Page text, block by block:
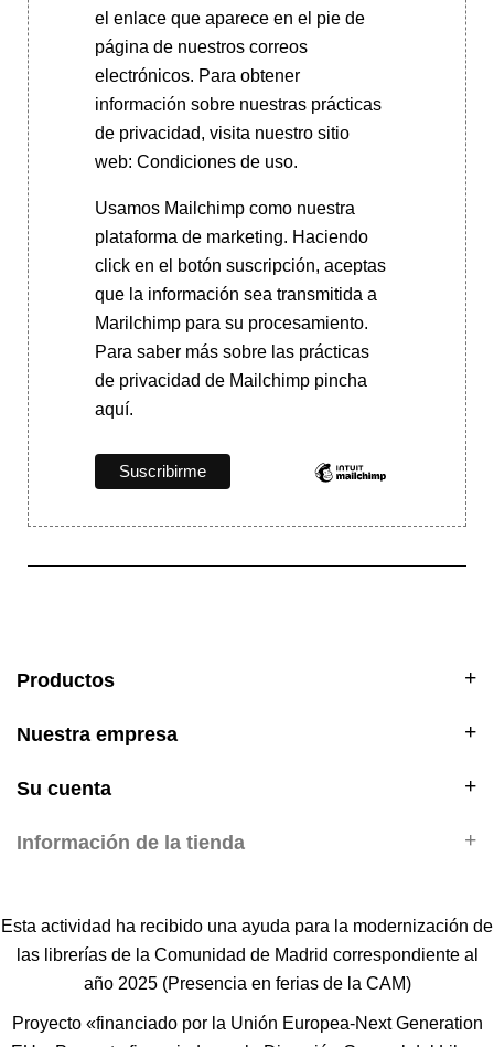
el enlace que aparece en el pie de
página de nuestros correos
electrónicos. Para obtener
información sobre nuestras prácticas
de privacidad, visita nuestro sitio
web: Condiciones de uso.
Usamos Mailchimp como nuestra
plataforma de marketing. Haciendo
click en el botón suscripción, aceptas
que la información sea transmitida a
Marilchimp para su procesamiento.
Para saber mássobre las prácticas
de privacidad de Mailchimp pincha
aquí.
Productos
Nuestra empresa
Su cuenta
Información de la tienda
Esta actividad ha recibido una ayuda para la modernización de
las librerías de la Comunidad de Madrid correspondiente al
año 2025 (Presencia en ferias de la CAM)
Proyecto «financiado por la Unión Europea-Next Generation